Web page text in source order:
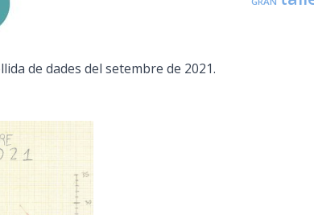
de dades del setembre de 2021.